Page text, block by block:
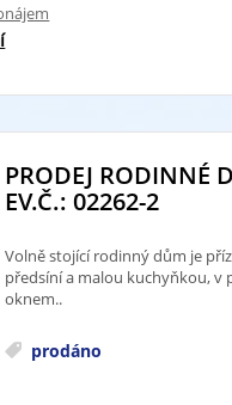
PRODEJ RODINNÉ
EV.Č.: 02262-2
Volně stojící rodinný dům je
předsíní a malou kuchyňkou, v
oknem..
prodáno